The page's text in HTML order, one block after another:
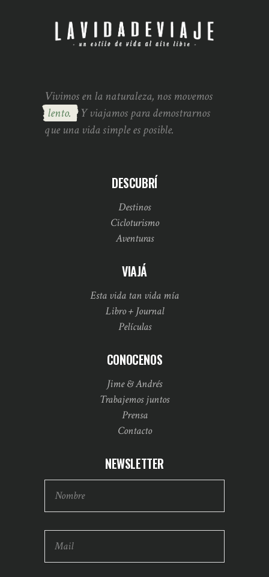
Vivimos en la naturaleza, nos movemos
lento. Y viajamos para demostrarnos
que una vida simple es posible.
DESCUBRÍ
Destinos
Cicloturismo
Aventuras
VIAJÁ
Esta vida tan vida mía
Libro + Journal
Películas
CONOCENOS
Jime & Andrés
Trabajemos juntos
Prensa
Contacto
NEWSLETTER